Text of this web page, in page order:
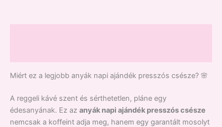
Miért ez a legjobb anyák napi ajándék presszós csésze? 🌸
A reggeli kávé szent és sérthetetlen, pláne egy
édesanyának. Ez az anyák napi ajándék presszós csésze
nemcsak a koffeint adja meg, hanem egy garantált mosolyt